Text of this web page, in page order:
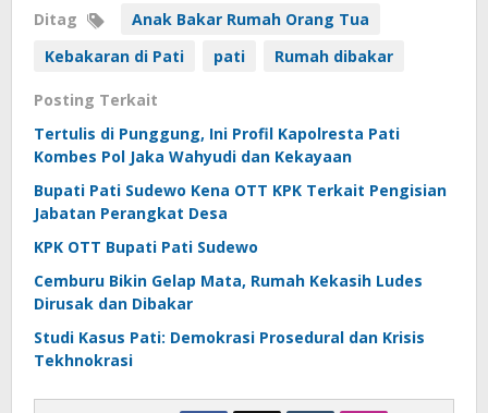
Ditag
Anak Bakar Rumah Orang Tua
Kebakaran di Pati
pati Rumah dibakar
Posting Terkait
Tertulis di Punggung, Ini Profil Kapolresta Pati
Kombes Pol Jaka Wahyudi dan Kekayaan
Bupati Pati Sudewo Kena OTT KPK Terkait Pengisian
Jabatan Perangkat Desa
KPK OTT Bupati Pati Sudewo
Cemburu Bikin Gelap Mata, Rumah Kekasih Ludes
Dirusak dan Dibakar
Studi Kasus Pati: Demokrasi Prosedural dan Krisis
Tekhnokrasi